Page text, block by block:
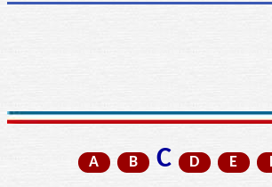
A B C D E